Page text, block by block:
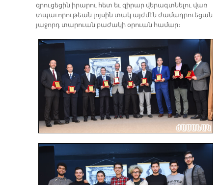
զրուցեցին իրարու հետ եւ զիրար վերագտնելու վառ
տպաւորութեան լոյսին տակ այժմէն ժամադրուեցան
յաջորդ տարուան բաժակի օրուան համար։